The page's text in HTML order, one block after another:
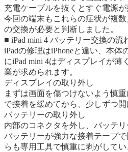
充電ケーブルを抜くとすぐ電源が
今回の端末もこれらの症状が複
の交換が必要と判断しました。
■ iPad mini 4 バッテリー交換の流
iPadの修理はiPhoneと違い、本
にiPad mini 4はディスプレイが薄
業が求められます。
ディスプレイの取り外し
まずは画面を傷つけないよう慎
で接着を緩めてから、少しずつ開
バッテリーの取り外し
内部のコネクタを外し、バッテ
バッテリーが強力な接着テープ
らも専用工具で慎重に剥がしてい